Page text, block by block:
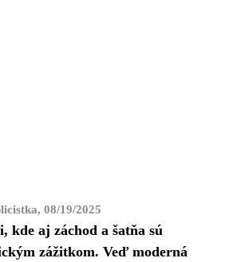
08/19/2025
kde aj záchod a šatňa sú
zážitkom. Veď moderná